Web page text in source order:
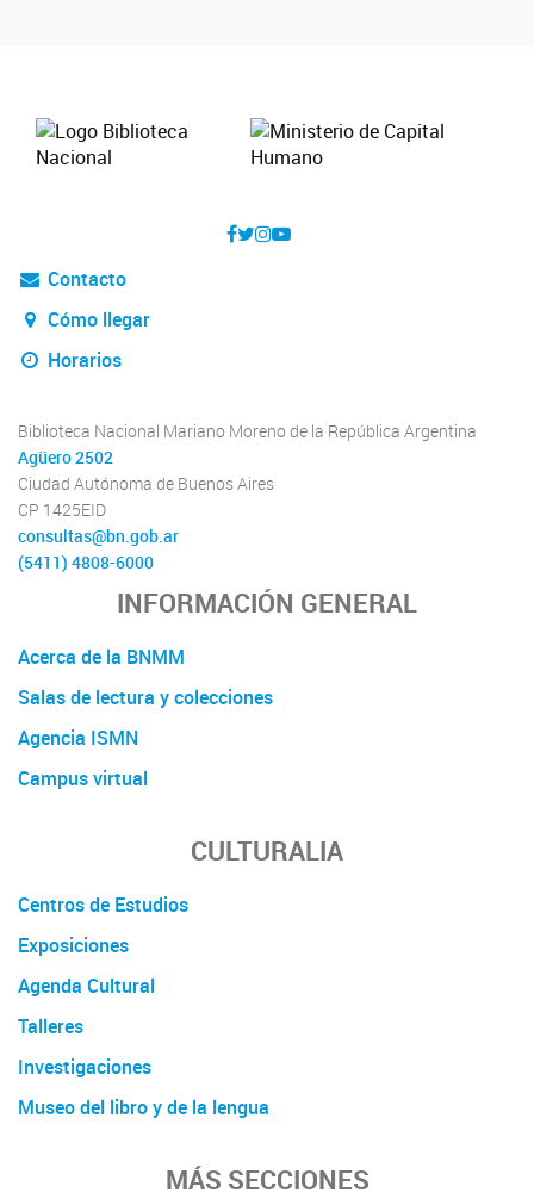
Contacto
Cómo llegar
Horarios
Biblioteca Nacional Mariano Moreno de la República Argentina
Agüero 2502
Ciudad Autónoma de Buenos Aires
CP 1425EID
consultas@bn.gob.ar
(5411) 4808-6000
INFORMACIÓN GENERAL
Acerca de la BNMM
Salas de lectura y colecciones
Agencia ISMN
Campus virtual
CULTURALIA
Centros de Estudios
Exposiciones
Agenda Cultural
Talleres
Investigaciones
Museo del libro y de la lengua
MÁS SECCIONES